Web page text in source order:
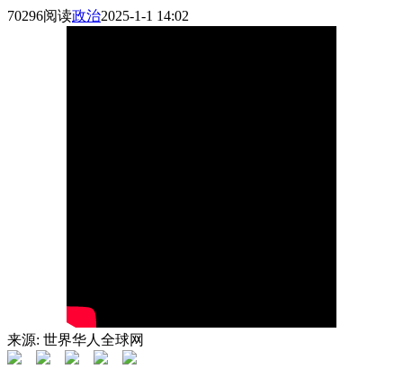
70296阅读政治2025-1-1 14:02
来源: 世界华人全球网